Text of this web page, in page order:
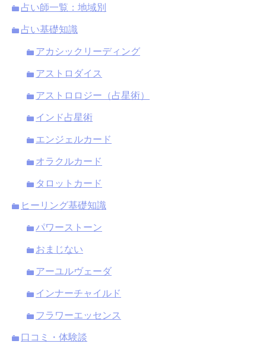
占い師一覧：地域別
占い基礎知識
アカシックリーディング
アストロダイス
アストロロジー（占星術）
インド占星術
エンジェルカード
オラクルカード
タロットカード
ヒーリング基礎知識
パワーストーン
おまじない
アーユルヴェーダ
インナーチャイルド
フラワーエッセンス
口コミ・体験談